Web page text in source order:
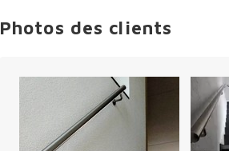
Photos des clients